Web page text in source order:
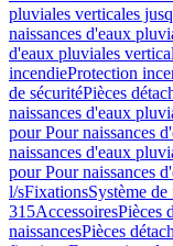
pluviales verticales
naissances d'eaux
d'eaux pluviales
incendieProtection
de sécuritéPièces
naissances d'eaux
pour Pour naissances
naissances d'eaux
pour Pour naissances
l/sFixationsSystème
315AccessoiresPièces
naissancesPièces